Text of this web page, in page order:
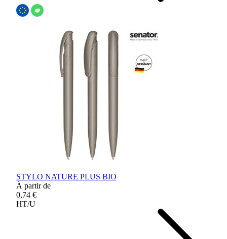
STYLO NATURE PLUS BIO
À partir de
0,74 €
HT/U